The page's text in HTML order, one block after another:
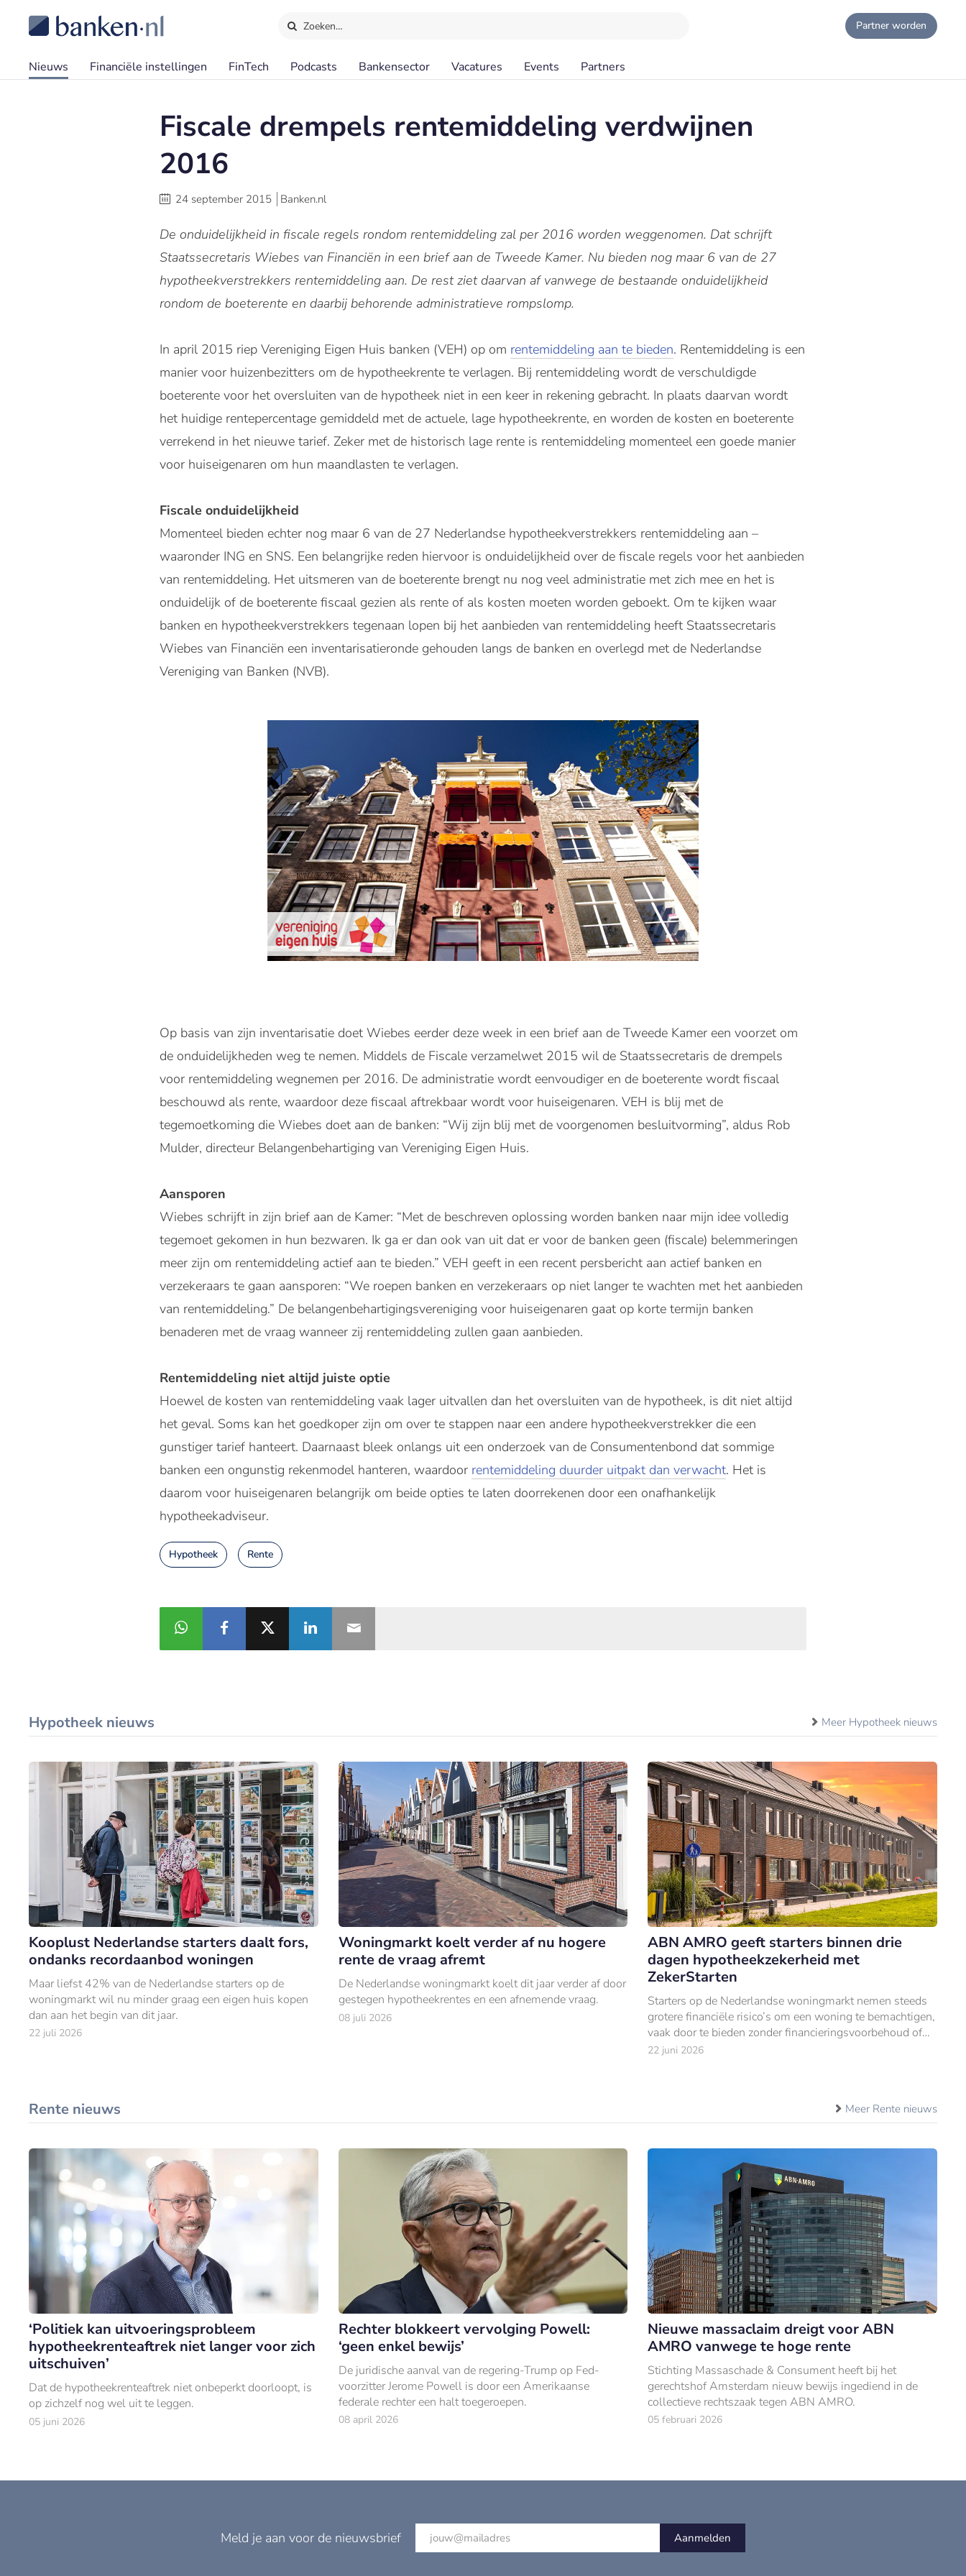
Zoeken… Partner worden
Nieuws Financiële instellingen FinTech Podcasts Bankensector Vacatures Events Partners
Fiscale drempels rentemiddeling verdwijnen
2016
24 september 2015 Banken.nl
De onduidelijkheid in fiscale regels rondom rentemiddeling zal per 2016 worden weggenomen. Dat schrijft
Staatssecretaris Wiebes van Financiën in een brief aan de Tweede Kamer. Nu bieden nog maar 6 van de 27
hypotheekverstrekkers rentemiddeling aan. De rest ziet daarvan af vanwege de bestaande onduidelijkheid
rondom de boeterente en daarbij behorende administratieve rompslomp.
In april 2015 riep Vereniging Eigen Huis banken (VEH) op om rentemiddeling aan te bieden. Rentemiddeling is een
manier voor huizenbezitters om de hypotheekrente te verlagen. Bij rentemiddeling wordt de verschuldigde
boeterente voor het oversluiten van de hypotheek niet in een keer in rekening gebracht. In plaats daarvan wordt
het huidige rentepercentage gemiddeld met de actuele, lage hypotheekrente, en worden de kosten en boeterente
verrekend in het nieuwe tarief. Zeker met de historisch lage rente is rentemiddeling momenteel een goede manier
voor huiseigenaren om hun maandlasten te verlagen.
Fiscale onduidelijkheid
Momenteel bieden echter nog maar 6 van de 27 Nederlandse hypotheekverstrekkers rentemiddeling aan –
waaronder ING en SNS. Een belangrijke reden hiervoor is onduidelijkheid over de fiscale regels voor het aanbieden
van rentemiddeling. Het uitsmeren van de boeterente brengt nu nog veel administratie met zich mee en het is
onduidelijk of de boeterente fiscaal gezien als rente of als kosten moeten worden geboekt. Om te kijken waar
banken en hypotheekverstrekkers tegenaan lopen bij het aanbieden van rentemiddeling heeft Staatssecretaris
Wiebes van Financiën een inventarisatieronde gehouden langs de banken en overlegd met de Nederlandse
Vereniging van Banken (NVB).
Op basis van zijn inventarisatie doet Wiebes eerder deze week in een brief aan de Tweede Kamer een voorzet om
de onduidelijkheden weg te nemen. Middels de Fiscale verzamelwet 2015 wil de Staatssecretaris de drempels
voor rentemiddeling wegnemen per 2016. De administratie wordt eenvoudiger en de boeterente wordt fiscaal
beschouwd als rente, waardoor deze fiscaal aftrekbaar wordt voor huiseigenaren. VEH is blij met de
tegemoetkoming die Wiebes doet aan de banken: “Wij zijn blij met de voorgenomen besluitvorming”, aldus Rob
Mulder, directeur Belangenbehartiging van Vereniging Eigen Huis.
Aansporen
Wiebes schrijft in zijn brief aan de Kamer: “Met de beschreven oplossing worden banken naar mijn idee volledig
tegemoet gekomen in hun bezwaren. Ik ga er dan ook van uit dat er voor de banken geen (fiscale) belemmeringen
meer zijn om rentemiddeling actief aan te bieden.” VEH geeft in een recent persbericht aan actief banken en
verzekeraars te gaan aansporen: “We roepen banken en verzekeraars op niet langer te wachten met het aanbieden
van rentemiddeling.” De belangenbehartigingsvereniging voor huiseigenaren gaat op korte termijn banken
benaderen met de vraag wanneer zij rentemiddeling zullen gaan aanbieden.
Rentemiddeling niet altijd juiste optie
Hoewel de kosten van rentemiddeling vaak lager uitvallen dan het oversluiten van de hypotheek, is dit niet altijd
het geval. Soms kan het goedkoper zijn om over te stappen naar een andere hypotheekverstrekker die een
gunstiger tarief hanteert. Daarnaast bleek onlangs uit een onderzoek van de Consumentenbond dat sommige
banken een ongunstig rekenmodel hanteren, waardoor rentemiddeling duurder uitpakt dan verwacht. Het is
daarom voor huiseigenaren belangrijk om beide opties te laten doorrekenen door een onafhankelijk
hypotheekadviseur.
Hypotheek Rente
Hypotheek nieuws Meer Hypotheek nieuws
Kooplust Nederlandse starters daalt fors,
ondanks recordaanbod woningen
Maar liefst 42% van de Nederlandse starters op de
woningmarkt wil nu minder graag een eigen huis kopen
dan aan het begin van dit jaar.
22 juli 2026
Woningmarkt koelt verder af nu hogere
rente de vraag afremt
De Nederlandse woningmarkt koelt dit jaar verder af door
gestegen hypotheekrentes en een afnemende vraag.
08 juli 2026
ABN AMRO geeft starters binnen drie
dagen hypotheekzekerheid met
ZekerStarten
Starters op de Nederlandse woningmarkt nemen steeds
grotere financiële risico’s om een woning te bemachtigen,
vaak door te bieden zonder financieringsvoorbehoud of
bouwkundige keuring.
22 juni 2026
Rente nieuws Meer Rente nieuws
‘Politiek kan uitvoeringsprobleem
hypotheekrenteaftrek niet langer voor zich
uitschuiven’
Dat de hypotheekrenteaftrek niet onbeperkt doorloopt, is
op zichzelf nog wel uit te leggen.
05 juni 2026
Rechter blokkeert vervolging Powell:
‘geen enkel bewijs’
De juridische aanval van de regering-Trump op Fed-
voorzitter Jerome Powell is door een Amerikaanse
federale rechter een halt toegeroepen.
08 april 2026
Nieuwe massaclaim dreigt voor ABN
AMRO vanwege te hoge rente
Stichting Massaschade & Consument heeft bij het
gerechtshof Amsterdam nieuw bewijs ingediend in de
collectieve rechtszaak tegen ABN AMRO.
05 februari 2026
Meld je aan voor de nieuwsbrief Aanmelden